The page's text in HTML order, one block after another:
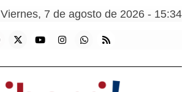
Viernes, 7 de agosto de 2026 - 15:34